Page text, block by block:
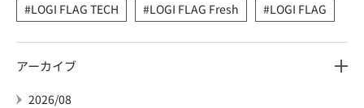
LOGI FLAG TECH
LOGI FLAG Fresh LOGI FLAG
アーカイブ
2026/08